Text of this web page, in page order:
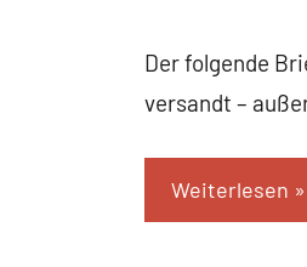
Der folgende
versandt –
Weiterlesen